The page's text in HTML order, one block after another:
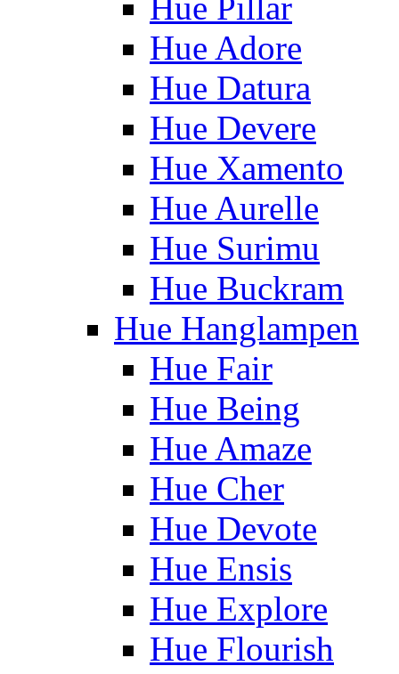
Hue Adore
Hue Datura
Hue Devere
Hue Xamento
Hue Aurelle
Hue Surimu
Hue Buckram
Hue Hanglampen
Hue Fair
Hue Being
Hue Amaze
Hue Cher
Hue Devote
Hue Ensis
Hue Explore
Hue Flourish